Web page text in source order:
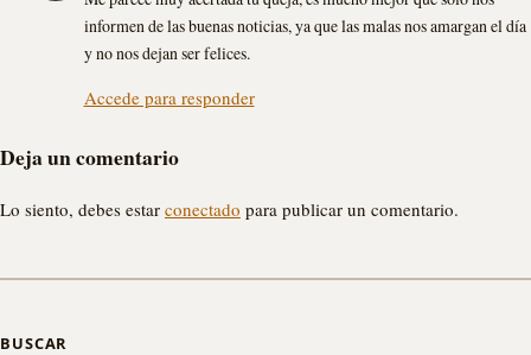
informen de las buenas noticias, ya que las malas nos amargan el día
y no nos dejan ser felices.
Accede para responder
Deja un comentario
Lo siento, debes estar conectado para publicar un comentario.
BUSCAR